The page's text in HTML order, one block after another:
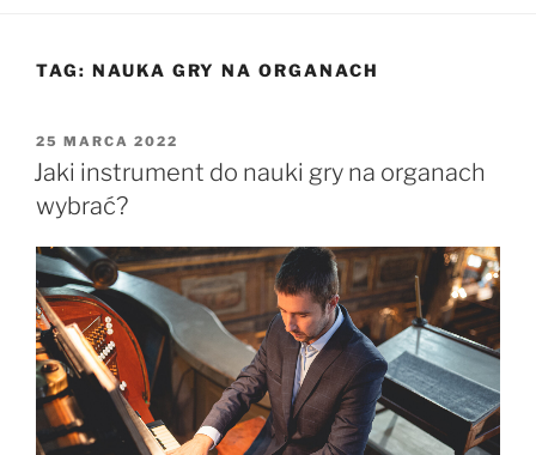
TAG: NAUKA GRY NA ORGANACH
OPUBLIKOWANE
W
25 MARCA 2022
Jaki instrument do nauki gry na organach
wybrać?